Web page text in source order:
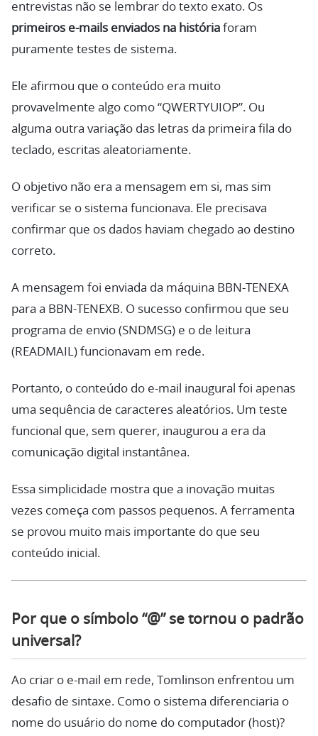
entrevistas não se lembrar do texto exato. Os
primeiros e-mails enviados na história foram
puramente testes de sistema.
Ele afirmou que o conteúdo era muito
provavelmente algo como “QWERTYUIOP”. Ou
alguma outra variação das letras da primeira fila do
teclado, escritas aleatoriamente.
O objetivo não era a mensagem em si, mas sim
verificar se o sistema funcionava. Ele precisava
confirmar que os dados haviam chegado ao destino
correto.
A mensagem foi enviada da máquina BBN-TENEXA
para a BBN-TENEXB. O sucesso confirmou que seu
programa de envio (SNDMSG) e o de leitura
(READMAIL) funcionavam em rede.
Portanto, o conteúdo do e-mail inaugural foi apenas
uma sequência de caracteres aleatórios. Um teste
funcional que, sem querer, inaugurou a era da
comunicação digital instantânea.
Essa simplicidade mostra que a inovação muitas
vezes começa com passos pequenos. A ferramenta
se provou muito mais importante do que seu
conteúdo inicial.
Por que o símbolo “@” se tornou o padrão
universal?
Ao criar o e-mail em rede, Tomlinson enfrentou um
desafio de sintaxe. Como o sistema diferenciaria o
nome do usuário do nome do computador (host)?